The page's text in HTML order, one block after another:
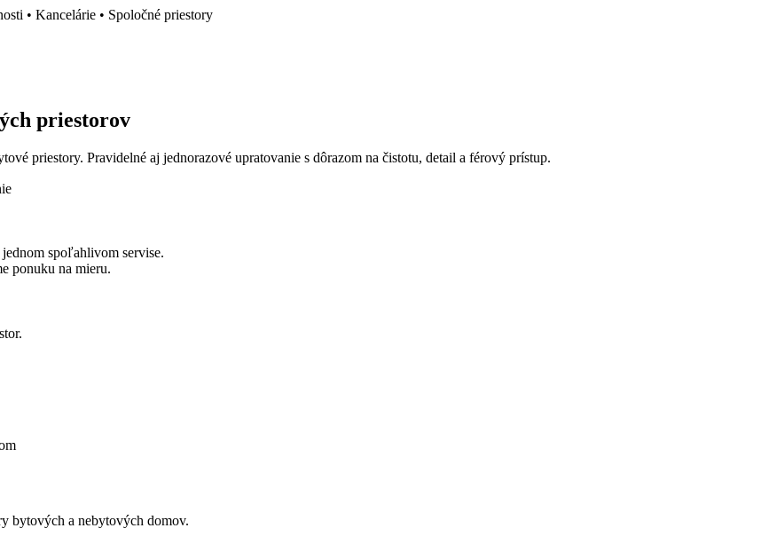
• Kancelárie • Spoločné priestory
priestorov
priestory. Pravidelné aj jednorazové upratovanie s dôrazom na čistotu, detail a férový prístup.
spoľahlivom servise.
ponuku na mieru.
bytových a nebytových domov.